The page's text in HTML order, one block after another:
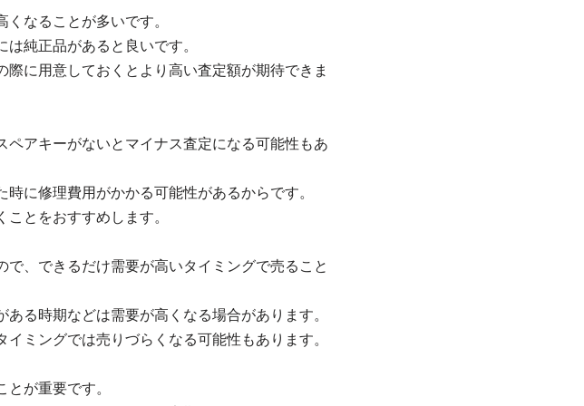
なることが多いです。
純正品があると良いです。
に用意しておくとより高い査定額が期待できま
アキーがないとマイナス査定になる可能性もあ
に修理費用がかかる可能性があるからです。
とをおすすめします。
、できるだけ需要が高いタイミングで売ること
る時期などは需要が高くなる場合があります。
ミングでは売りづらくなる可能性もあります。
が重要です。